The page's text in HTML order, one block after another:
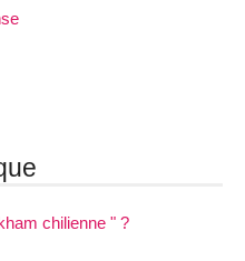
chilienne " ?